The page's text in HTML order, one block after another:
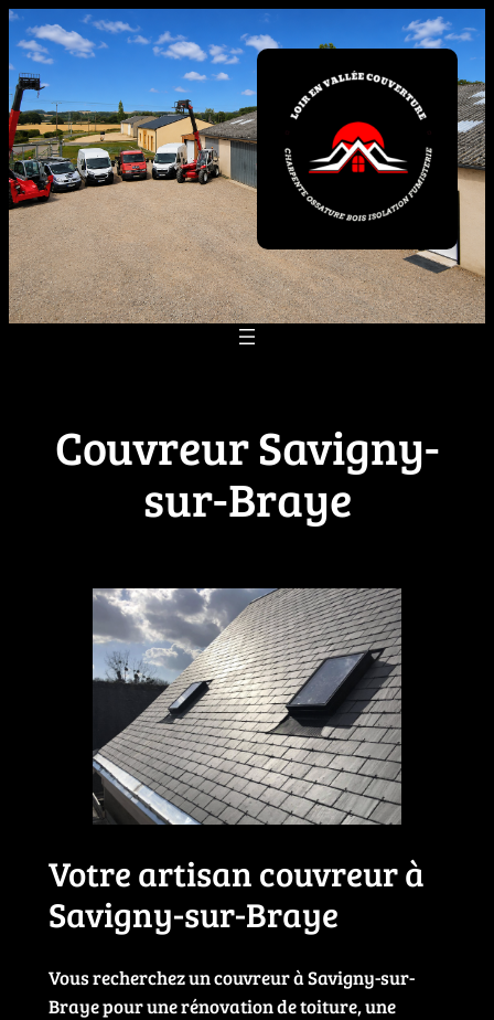
Aller
au
contenu
Couvreur Savigny-
sur-Braye
Votre artisan couvreur à
Savigny-sur-Braye
Vous recherchez un couvreur à Savigny-sur-
Braye pour une rénovation de toiture, une